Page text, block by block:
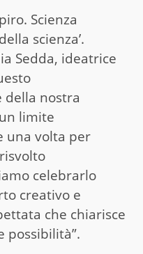
Scienza
scienza’.
Sedda, ideatrice
nostra
limite
una volta per
celebrarlo
creativo e
che chiarisce
possibilità”.